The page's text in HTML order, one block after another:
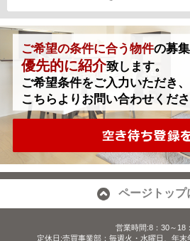
ご希望の条件に合う物件の募
優先的に紹介致します。
ご希望条件をご入力いただき、
こちらよりお問い合わせくださ
ページトップ
営業時間:8：30～18
定休日:売買事業部：毎週火・水曜日、年末